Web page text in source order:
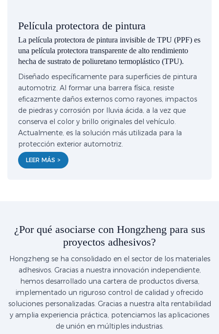
Película protectora de pintura
La película protectora de pintura invisible de TPU (PPF) es
una película protectora transparente de alto rendimiento
hecha de sustrato de poliuretano termoplástico (TPU).
Diseñado específicamente para superficies de pintura
automotriz. Al formar una barrera física, resiste
eficazmente daños externos como rayones, impactos
de piedras y corrosión por lluvia ácida, a la vez que
conserva el color y brillo originales del vehículo.
Actualmente, es la solución más utilizada para la
protección exterior automotriz.
LEER MÁS >
¿Por qué asociarse con Hongzheng para sus
proyectos adhesivos?
Hongzheng se ha consolidado en el sector de los materiales
adhesivos. Gracias a nuestra innovación independiente,
hemos desarrollado una cartera de productos diversa,
implementado un riguroso control de calidad y ofrecido
soluciones personalizadas. Gracias a nuestra alta rentabilidad
y amplia experiencia práctica, potenciamos las aplicaciones
de unión en múltiples industrias.